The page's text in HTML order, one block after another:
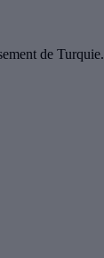
de Turquie.